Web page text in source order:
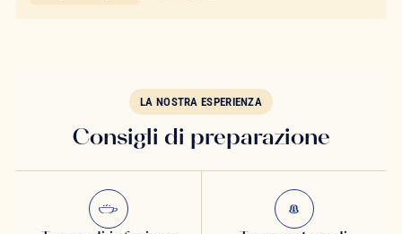
LA NOSTRA ESPERIENZA
Consigli di preparazione